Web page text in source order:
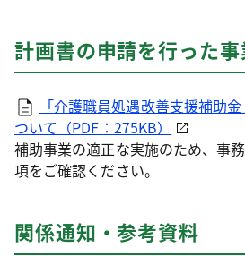
計画書の申請を行った
「介護職員処遇改善支援補助
ついて（PDF：275KB）
補助事業の適正な実施のため、事
項をご確認ください。
関係通知・参考資料